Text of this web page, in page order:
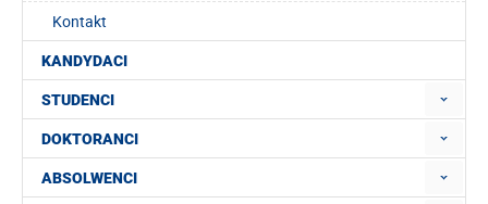
Kontakt
KANDYDACI
STUDENCI
DOKTORANCI
ABSOLWENCI